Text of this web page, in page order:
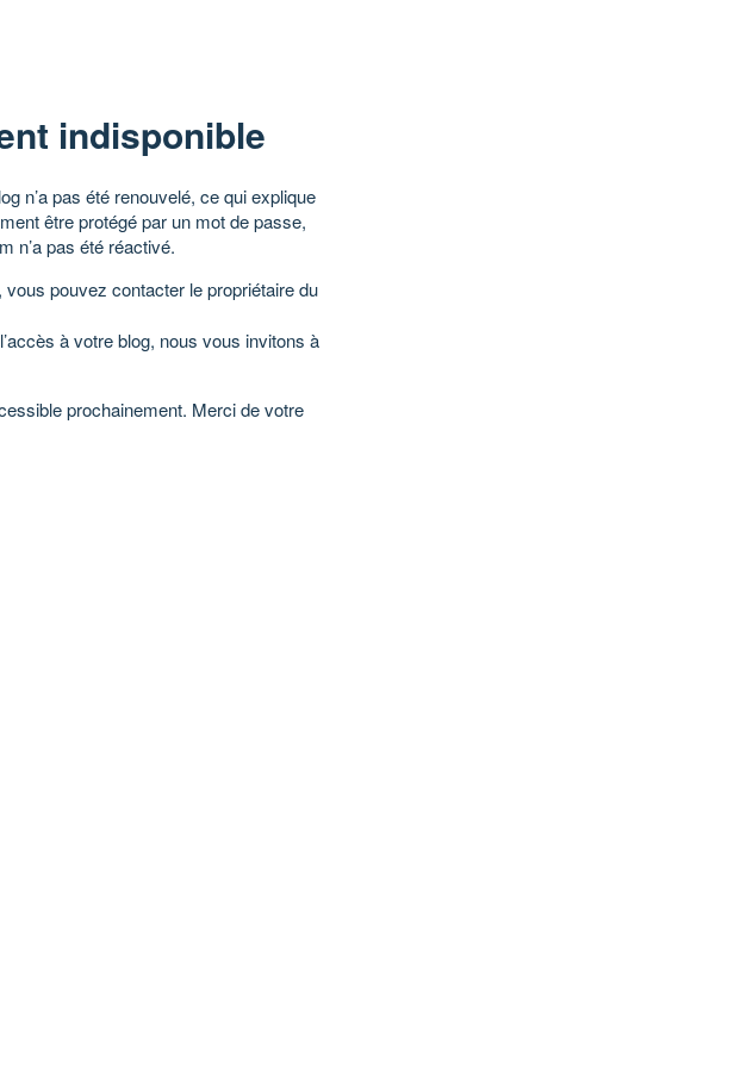
indisponible
n’a pas été renouvelé, ce qui explique
être protégé par un mot de passe,
n’a pas été réactivé.
pouvez contacter le propriétaire du
à votre blog, nous vous invitons à
prochainement. Merci de votre